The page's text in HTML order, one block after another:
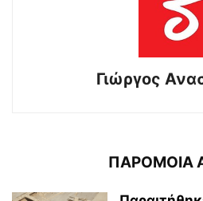
Γιώργος
ΠΑΡΟΜΟΙΑ